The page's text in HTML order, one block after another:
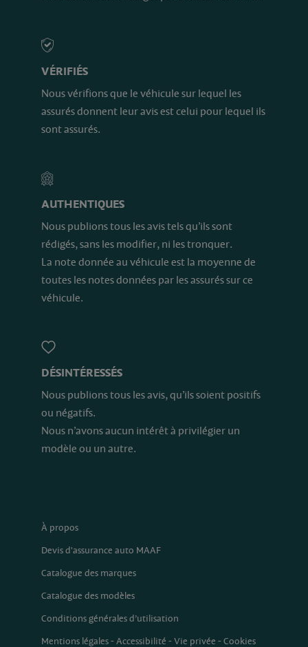
VÉRIFIÉS
Nous vérifions que le véhicule sur lequel les
assurés donnent leur avis est celui pour lequel ils
sont assurés.
AUTHENTIQUES
Nous publions tous les avis tels qu’ils sont
rédigés, sans les modifier, ni les tronquer.
La note donnée au véhicule est la moyenne de
toutes les notes données par les assurés sur ce
véhicule.
DÉSINTÉRESSÉS
Nous publions tous les avis, qu’ils soient positifs
ou négatifs.
Nous n’avons aucun intérêt à privilégier un
modèle ou un autre.
À propos
Devis d'assurance auto MAAF
Catalogue des marques
Catalogue des modèles
Conditions générales d’utilisation
Mentions légales-Accessibilité -Vie privée -Cookies